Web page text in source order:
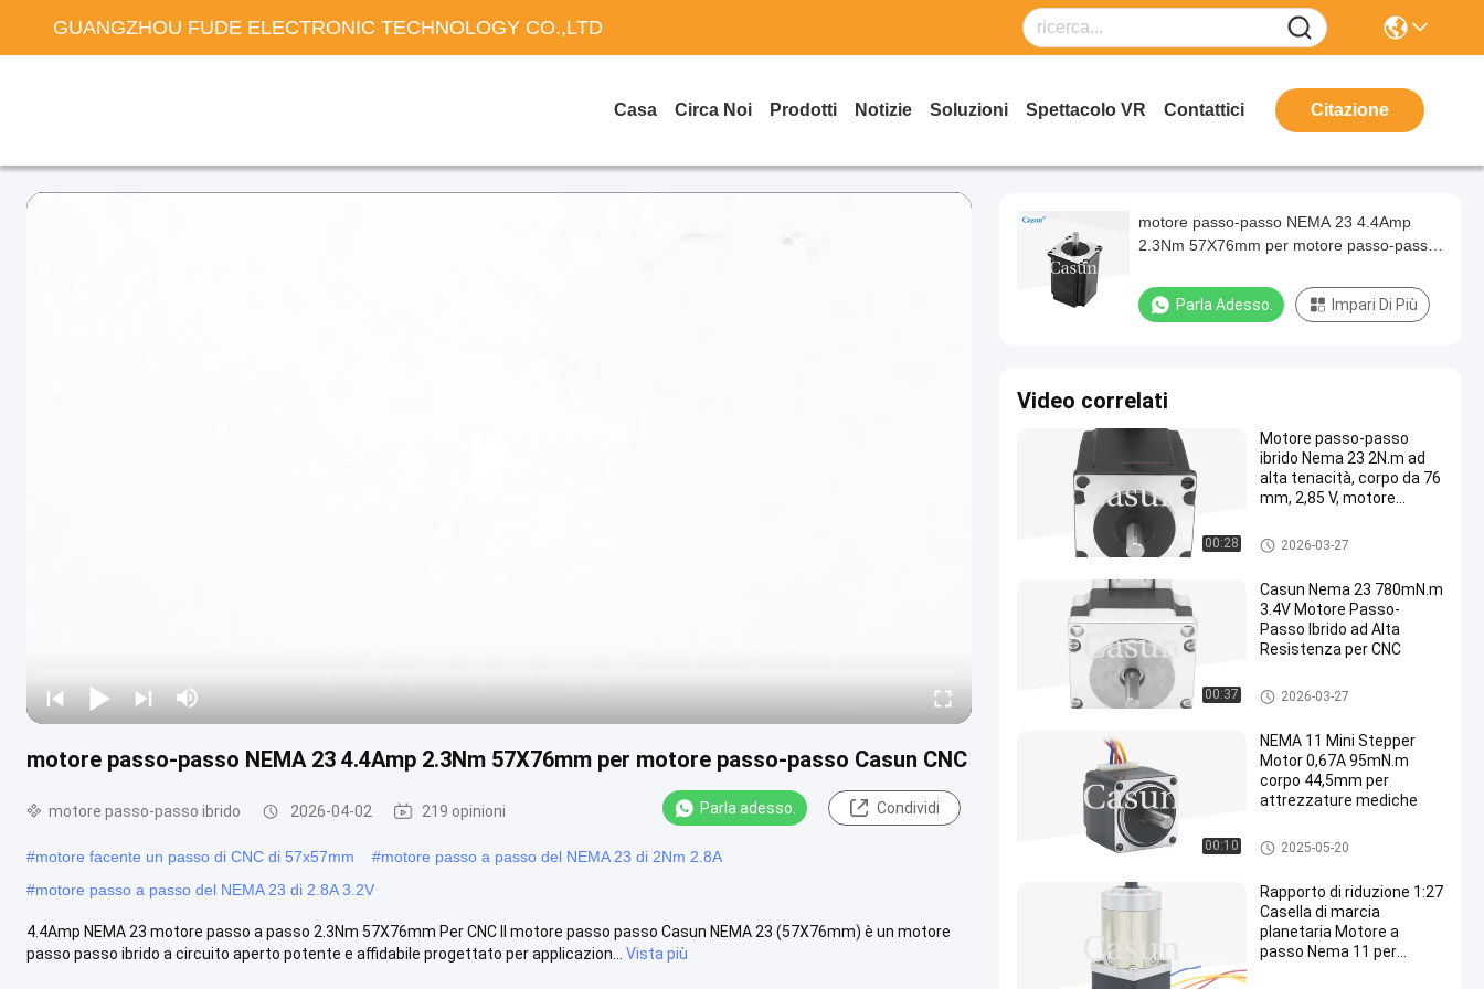
GUANGZHOU FUDE ELECTRONIC TECHNOLOGY CO.,LTD
Casa Circa Noi Prodotti Notizie Soluzioni Spettacolo VR Contattici Citazione
motore passo-passo NEMA 23 4.4Amp 2.3Nm 57X76mm per motore passo-passo Casun CNC
motore passo-passo ibrido 2026-04-02 219 opinioni Parla adesso. Condividi
#motore facente un passo di CNC di 57x57mm #motore passo a passo del NEMA 23 di 2Nm 2.8A
#motore passo a passo del NEMA 23 di 2.8A 3.2V
4.4Amp NEMA 23 motore passo a passo 2.3Nm 57X76mm Per CNC Il motore passo passo Casun NEMA 23 (57X76mm) è un motore
passo passo ibrido a circuito aperto potente e affidabile progettato per applicazion...
Vista più
motore passo-passo NEMA 23 4.4Amp
2.3Nm 57X76mm per motore passo-passo
Parla Adesso. Impari Di Più
Video correlati
00:28
Motore passo-passo
ibrido Nema 23 2N.m ad
alta tenacità, corpo da 76
mm, 2,85 V, motore
motore passo-passo nema 23
2026-03-27
00:37
Casun Nema 23 780mN.m
3.4V Motore Passo-
Passo Ibrido ad Alta
Resistenza per CNC
motore passo-passo nema 23
2026-03-27
00:10
NEMA 11 Mini Stepper
Motor 0,67A 95mN.m
corpo 44,5mm per
attrezzature mediche
motore passo a passo del NE
MA 11
2025-05-20
Rapporto di riduzione 1:27
Casella di marcia
planetaria Motore a
passo Nema 11 per